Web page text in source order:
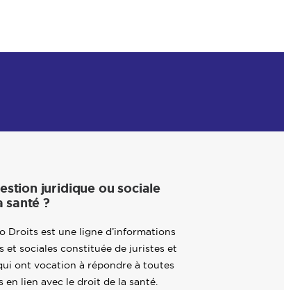
juridique ou sociale
santé ?
Droits est une ligne d’informations
et sociales constituée de juristes et
ont vocation à répondre à toutes
en lien avec le droit de la santé.